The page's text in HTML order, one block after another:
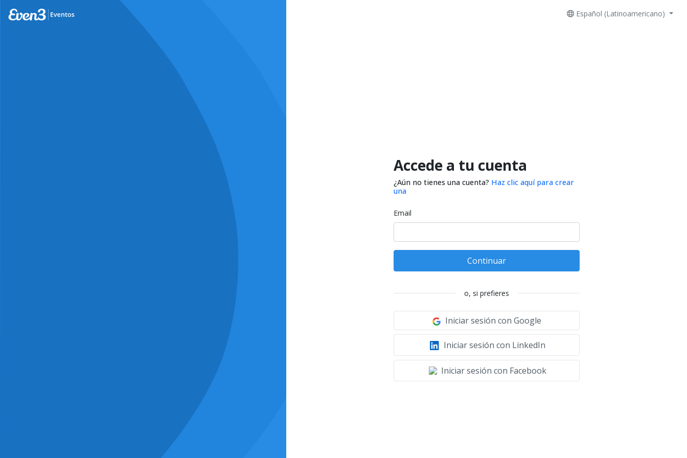
Español (Latinoamericano)
Accede a tu cuenta
¿Aún no tienes una cuenta? Haz clic aquí para crear
una
Email
Continuar
o, si prefieres
Iniciar sesión con Google
Iniciar sesión con LinkedIn
Iniciar sesión con Facebook